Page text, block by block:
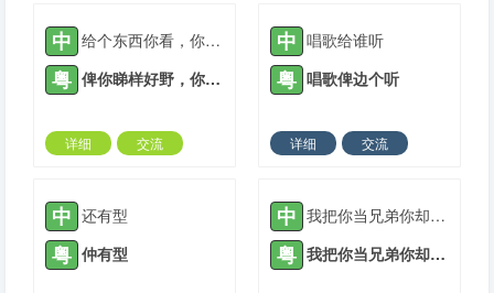
中 给个东西你看，你一定喜欢
粤 俾你睇样好野，你实中意葛！
详细
交流
中 唱歌给谁听
粤 唱歌俾边个听
详细
交流
中 还有型
粤 仲有型
中 我把你当兄弟你却和我谈钱
粤 我把你当兄弟你却和我谈钱